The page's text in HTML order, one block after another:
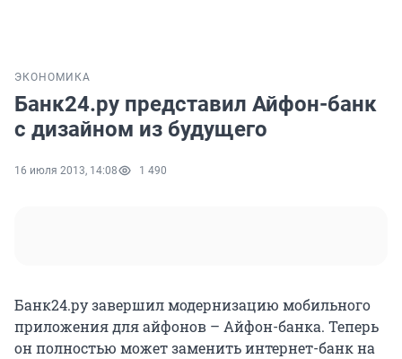
ЭКОНОМИКА
Банк24.ру представил Айфон-банк
с дизайном из будущего
16 июля 2013, 14:08 1 490
Банк24.ру завершил модернизацию мобильного
приложения для айфонов – Айфон-банка. Теперь
он полностью может заменить интернет-банк на